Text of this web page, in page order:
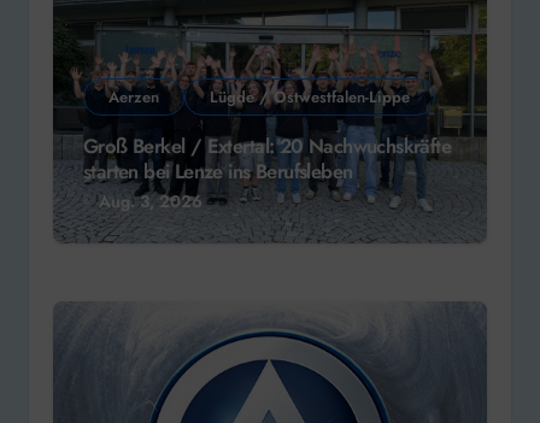
Aerzen Lügde / Ostwestfalen-Lippe
Groß Berkel / Extertal: 20 Nachwuchskräfte
starten bei Lenze ins Berufsleben
Aug. 3, 2026